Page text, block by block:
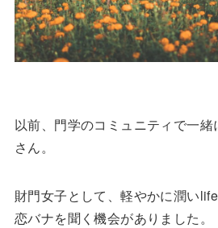
以前、門学のコミュニティで一
さん。
財門女子として、軽やかに潤い
恋バナを聞く機会がありました。